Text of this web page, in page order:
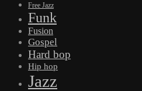
Free Jazz
Funk
Fusion
Gospel
Hard bop
Hip hop
Jazz